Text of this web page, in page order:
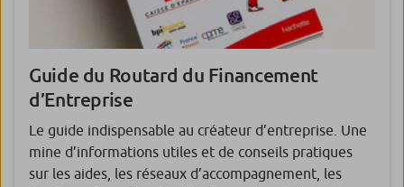
Guide du Routard du Financement
d’Entreprise
Le guide indispensable au créateur d’entreprise. Une
mine d’informations utiles et de conseils pratiques
sur les aides, les réseaux d’accompagnement, les